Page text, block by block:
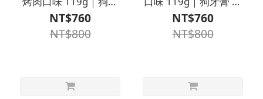
膏 貓牙膏 口腔清潔
NT$760
NT$800
牙膏 口腔清潔
NT$760
NT$800